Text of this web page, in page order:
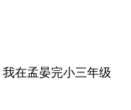
在孟晏完小三年级